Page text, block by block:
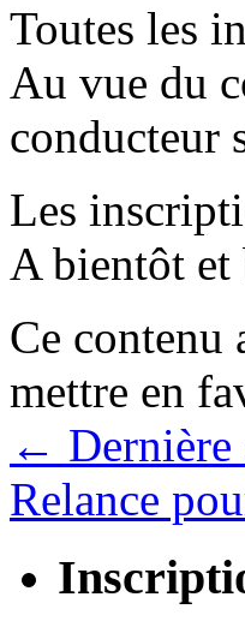
Toutes les
Au vue du
conducteur
Les
A bientôt et
Ce contenu
mettre en
← Dernière
Relance